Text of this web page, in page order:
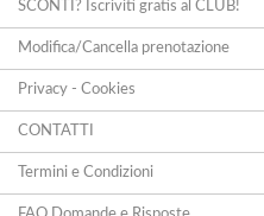
SCONTI? Iscriviti gratis al CLUB!
Modifica/Cancella prenotazione
Privacy - Cookies
CONTATTI
Termini e Condizioni